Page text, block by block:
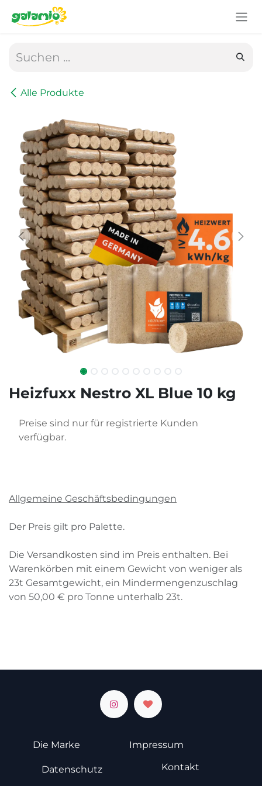
Zum Inhalt springen
Alle Produkte
Heizfuxx Nestro XL Blue 10 kg
Preise sind nur für registrierte Kunden
verfügbar.
Allgemeine Geschäftsbedingungen
Der Preis gilt pro Palette.
Die Versandkosten sind im Preis enthalten. Bei
Warenkörben mit einem Gewicht von weniger als
23t Gesamtgewicht, ein Mindermengenzuschlag
von 50,00 € pro Tonne unterhalb 23t.
Die Marke Impressum
Datenschutz Kontakt